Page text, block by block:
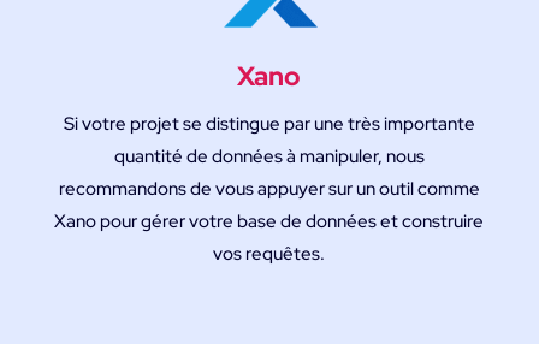
Xano
Si votre projet se distingue par une très importante
quantité de données à manipuler, nous
recommandons de vous appuyer sur un outil comme
Xano pour gérer votre base de données et construire
vos requêtes.